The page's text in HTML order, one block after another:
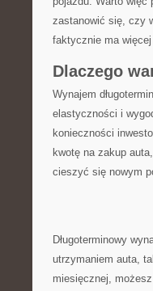
zastanowić się, czy
faktycznie ma
Dlaczego
Wynajem
elastyczności i
konieczności
⁤kwotę na zakup
cieszyć się nowym
Długoterminowy
utrzymaniem auta,
miesięcznej,